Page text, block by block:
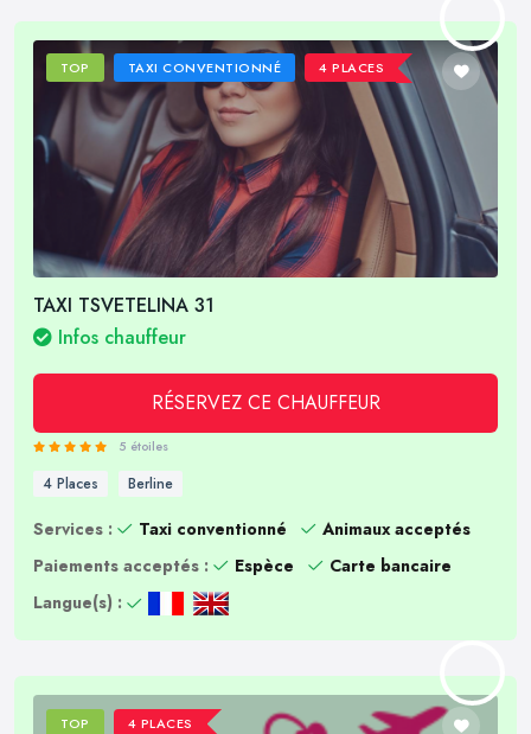
TOP TAXI CONVENTIONNÉ 4 PLACES
TAXI TSVETELINA 31
Infos chauffeur
RÉSERVEZ CE CHAUFFEUR
5 étoiles
4 Places Berline
Services : Taxi conventionné
Animaux acceptés
Paiements acceptés :
Espèce
Carte bancaire
Langue(s) :
TOP 4 PLACES